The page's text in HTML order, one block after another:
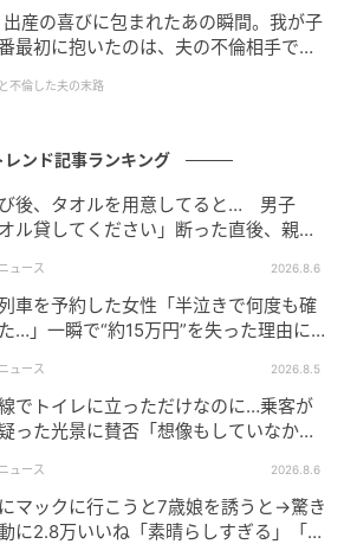
産の喜びに包まれたあの瞬間。我が子
最初に抱いたのは、夫の不倫相手でし
不倫した夫の末路
レンド記事ランキング
後、タオルを用意してると… 男子
オル貸してください」断った直後、親が
ュース 2026.8.6
車を予約した女性「半泣きで何度も確
…」一瞬で“約15万円”を失った理由に
ュース 2026.8.5
でトイレに立っただけなのに…乗客が
った光景に賛否「想像もしていなかっ
ュース 2026.8.6
マックに行こうと7歳娘を誘うと→驚き
に2.8万いいね「素晴らしすぎる」「か